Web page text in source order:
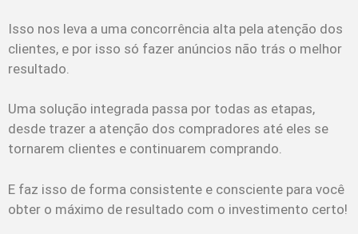
Isso nos leva a uma concorrência alta pela atenção dos
clientes, e por isso só fazer anúncios não trás o melhor
resultado.
Uma solução integrada passa por todas as etapas,
desde trazer a atenção dos compradores até eles se
tornarem clientes e continuarem comprando.
E faz isso de forma consistente e consciente para você
obter o máximo de resultado com o investimento certo!